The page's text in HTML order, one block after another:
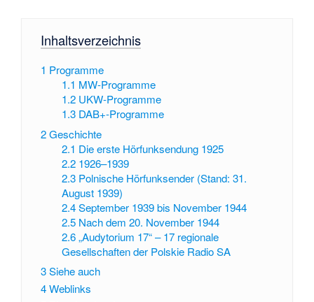
Inhaltsverzeichnis
1 Programme
1.1 MW-Programme
1.2 UKW-Programme
1.3 DAB+-Programme
2Geschichte
2.1 Die erste Hörfunksendung 1925
2.2 1926–1939
2.3 Polnische Hörfunksender (Stand: 31.
August 1939)
2.4 September 1939 bis November 1944
2.5 Nach dem 20. November 1944
2.6 „Audytorium 17“ – 17 regionale
Gesellschaften der Polskie Radio SA
3Siehe auch
4Weblinks